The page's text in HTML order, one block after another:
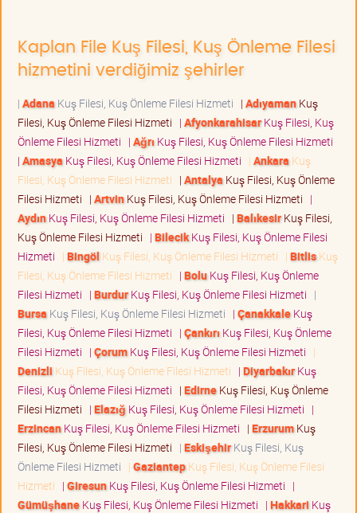
Kaplan File Kuş Filesi, Kuş Önleme Filesi
hizmetini verdiğimiz şehirler
| Adana Kuş Filesi, Kuş Önleme Filesi Hizmeti | AdıyamanKuş
Filesi, Kuş Önleme Filesi Hizmeti | AfyonkarahisarKuş Filesi, Kuş
Önleme Filesi Hizmeti | Ağrı Kuş Filesi, Kuş Önleme Filesi Hizmeti
| Amasya Kuş Filesi, Kuş Önleme Filesi Hizmeti | Ankara Kuş
Filesi, Kuş Önleme Filesi Hizmeti | Antalya Kuş Filesi, Kuş Önleme
Filesi Hizmeti | ArtvinKuş Filesi, Kuş Önleme Filesi Hizmeti |
AydınKuş Filesi, Kuş Önleme Filesi Hizmeti | BalıkesirKuş Filesi,
Kuş Önleme Filesi Hizmeti | BilecikKuş Filesi, Kuş Önleme Filesi
Hizmeti | Bingöl Kuş Filesi, Kuş Önleme Filesi Hizmeti | BitlisKuş
Filesi, Kuş Önleme Filesi Hizmeti | BoluKuş Filesi, Kuş Önleme
Filesi Hizmeti | BurdurKuş Filesi, Kuş Önleme Filesi Hizmeti |
Bursa Kuş Filesi, Kuş Önleme Filesi Hizmeti | ÇanakkaleKuş
Filesi, Kuş Önleme Filesi Hizmeti | Çankırı Kuş Filesi, Kuş Önleme
Filesi Hizmeti | ÇorumKuş Filesi, Kuş Önleme Filesi Hizmeti |
Denizli Kuş Filesi, Kuş Önleme Filesi Hizmeti | DiyarbakırKuş
Filesi, Kuş Önleme Filesi Hizmeti | EdirneKuş Filesi, Kuş Önleme
Filesi Hizmeti | Elazığ Kuş Filesi, Kuş Önleme Filesi Hizmeti |
ErzincanKuş Filesi, Kuş Önleme Filesi Hizmeti | ErzurumKuş
Filesi, Kuş Önleme Filesi Hizmeti | EskişehirKuş Filesi, Kuş
Önleme Filesi Hizmeti | GaziantepKuş Filesi, Kuş Önleme Filesi
Hizmeti | GiresunKuş Filesi, Kuş Önleme Filesi Hizmeti |
GümüşhaneKuş Filesi, Kuş Önleme Filesi Hizmeti | Hakkari Kuş